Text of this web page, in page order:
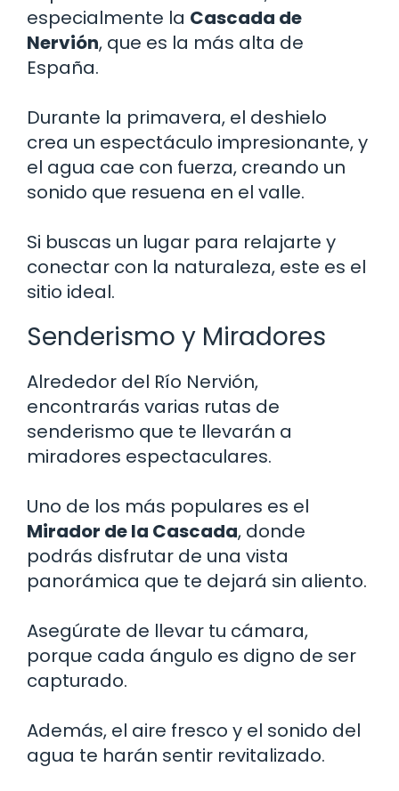
especialmente la Cascada de
Nervión, que es la más alta de
España.
Durante la primavera, el deshielo
crea un espectáculo impresionante, y
el agua cae con fuerza, creando un
sonido que resuena en el valle.
Si buscas un lugar para relajarte y
conectar con la naturaleza, este es el
sitio ideal.
Senderismo y Miradores
Alrededor del Río Nervión,
encontrarás varias rutas de
senderismo que te llevarán a
miradores espectaculares.
Uno de los más populares es el
Mirador de la Cascada, donde
podrás disfrutar de una vista
panorámica que te dejará sin aliento.
Asegúrate de llevar tu cámara,
porque cada ángulo es digno de ser
capturado.
Además, el aire fresco y el sonido del
agua te harán sentir revitalizado.